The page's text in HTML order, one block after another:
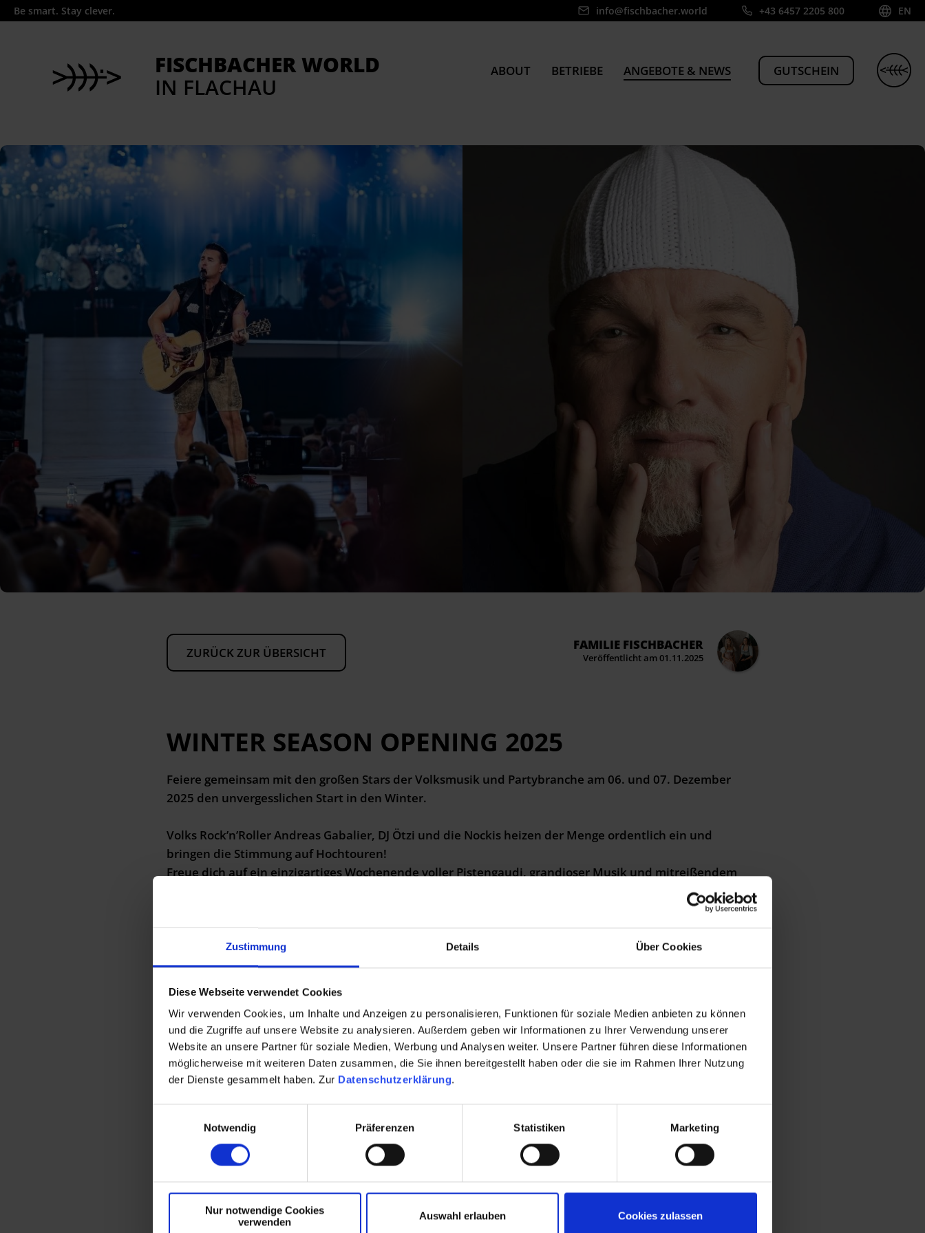
Zustimmung Details Über Cookies
Diese Webseite verwendet Cookies
Wir verwenden Cookies, um Inhalte und Anzeigen zu personalisieren, Funktionen für soziale Medien anbieten zu können
und die Zugriffe auf unsere Website zu analysieren. Außerdem geben wir Informationen zu Ihrer Verwendung unserer
Website an unsere Partner für soziale Medien, Werbung und Analysen weiter. Unsere Partner führen diese Informationen
möglicherweise mit weiteren Daten zusammen, die Sie ihnen bereitgestellt haben oder die sie im Rahmen Ihrer Nutzung
der Dienste gesammelt haben. Zur Datenschutzerklärung.
Notwendig Präferenzen Statistiken Marketing
Nur notwendige Cookies
verwenden
Auswahl erlauben Cookies zulassen
Be smart. Stay clever. info@fischbacher.world +43 6457 2205 800 EN
FISCHBACHERWORLD
IN FLACHAU
ABOUT BETRIEBE ANGEBOTE & NEWS GUTSCHEIN
ZURÜCK ZUR ÜBERSICHT
FAMILIE FISCHBACHER
Veröffentlicht am 01.11.2025
WINTER SEASON OPENING 2025
Feiere gemeinsam mit den großen Stars der Volksmusik und Partybranche am 06. und 07. Dezember
2025 den unvergesslichen Start in den Winter.
Volks Rock’n’Roller Andreas Gabalier, DJ Ötzi und die Nockis heizen der Menge ordentlich ein und
bringen die Stimmung auf Hochtouren!
Freue dich auf ein einzigartiges Wochenende voller Pistengaudi, grandioser Musik und mitreißendem
Sei dabei und lass uns voller Freude und Energie die Wintersaison eröffnen!
ANFRAGE HOTEL MATTEO